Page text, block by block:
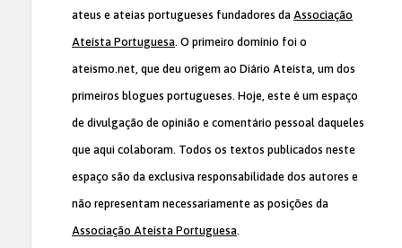
ateus e ateias portugueses fundadores da Associação
Ateísta Portuguesa. O primeiro domínio foi o
ateismo.net, que deu origem ao Diário Ateísta, um dos
primeiros blogues portugueses. Hoje, este é um espaço
de divulgação de opinião e comentário pessoal daqueles
que aqui colaboram. Todos os textos publicados neste
espaço são da exclusiva responsabilidade dos autores e
não representam necessariamente as posições da
Associação Ateísta Portuguesa.